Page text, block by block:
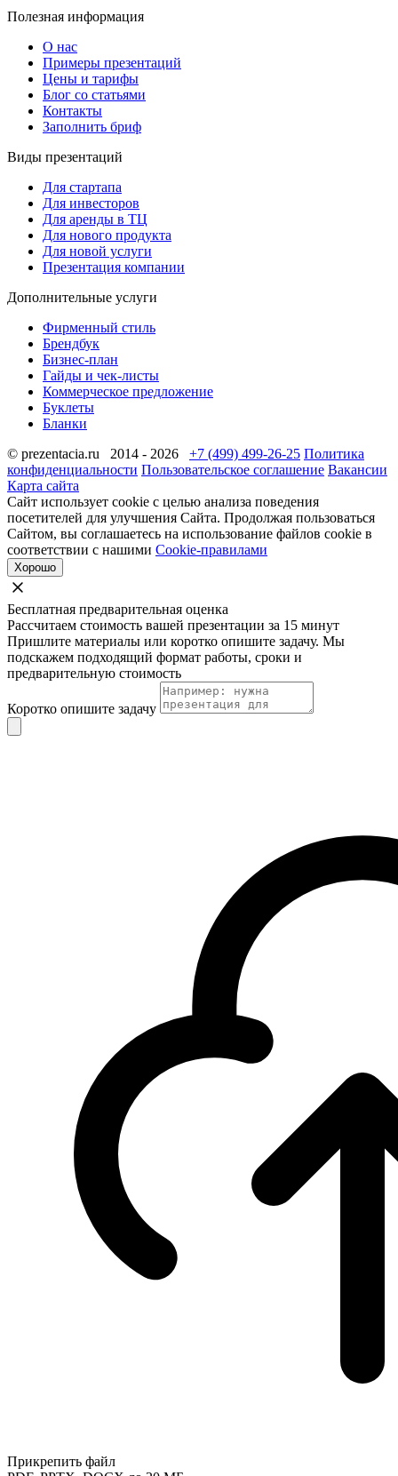
Полезная информация
О нас
Примеры презентаций
Цены и тарифы
Блог со статьями
Контакты
Заполнить бриф
Виды презентаций
Для стартапа
Для инвесторов
Для аренды в ТЦ
Для нового продукта
Для новой услуги
Презентация компании
Дополнительные услуги
Фирменный стиль
Брендбук
Бизнес-план
Гайды и чек-листы
Коммерческое предложение
Буклеты
Бланки
© prezentacia.ru 2014 - 2026 +7 (499) 499-26-25 Политика
конфиденциальности Пользовательское соглашение Вакансии
Карта сайта
Сайт использует cookie с целью анализа поведения
посетителей для улучшения Сайта. Продолжая пользоваться
Сайтом, вы соглашаетесь на использование файлов cookie в
соответствии с нашими Cookie-правилами
Хорошо
Бесплатная предварительная оценка
Рассчитаем стоимость вашей презентации за 15 минут
Пришлите материалы или коротко опишите задачу. Мы
подскажем подходящий формат работы, сроки и
предварительную стоимость
Коротко опишите задачу
Прикрепить файл